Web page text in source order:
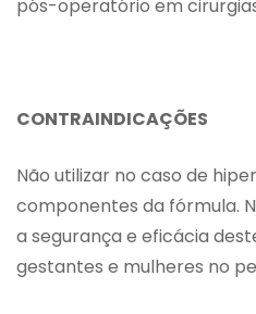
pós-operatório em
CONTRAINDICAÇÕES
Não utilizar no caso de
componentes da fórmula.
a segurança e eficácia
gestantes e mulheres no